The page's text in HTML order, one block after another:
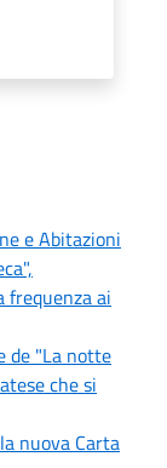
e Abitazioni
frequenza ai
de "La notte
che si
nuova Carta